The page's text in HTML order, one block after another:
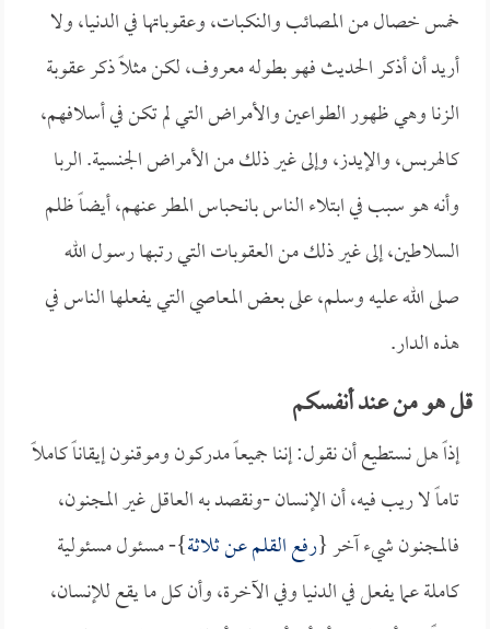
خمس خصال من المصائب والنكبات، وعقوباتها في الدنيا، ولا
أريد أن أذكر الحديث فهو بطوله معروف، لكن مثلاً ذكر عقوبة
الزنا وهي ظهور الطواعين والأمراض التي لم تكن في أسلافهم،
كالهربس، والإيدز، وإلى غير ذلك من الأمراض الجنسية. الربا
وأنه هو سبب في ابتلاء الناس بانحباس المطر عنهم، أيضاً ظلم
السلاطين، إلى غير ذلك من العقوبات التي رتبها رسول الله
صلى الله عليه وسلم، على بعض المعاصي التي يفعلها الناس في
هذه الدار.
قل هو من عند أنفسكم
إذاً هل نستطيع أن نقول: إننا جميعاً مدركون وموقنون إيقاناً كاملاً
تاماً لا ريب فيه، أن الإنسان -ونقصد به العاقل غير المجنون،
فالمجنون شيء آخر {رفع القلم عن ثلاثة}- مسئول مسئولية
كاملة عما يفعل في الدنيا وفي الآخرة، وأن كل ما يقع للإنسان،